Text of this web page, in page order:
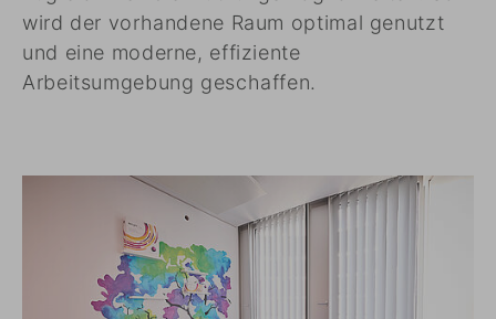
wird der vorhandene Raum optimal genutzt
und eine moderne, effiziente
Arbeitsumgebung geschaffen.